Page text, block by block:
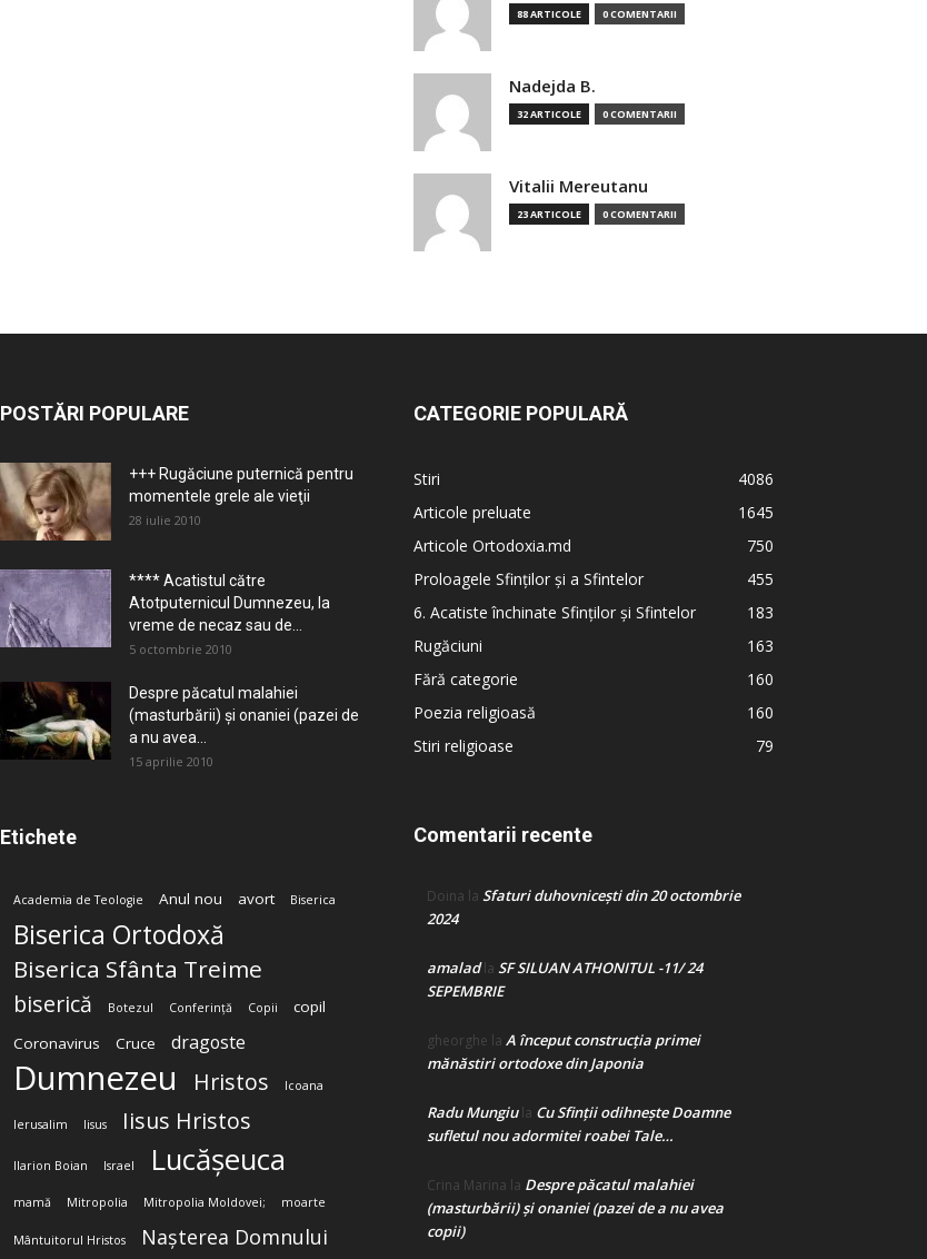
88 ARTICOLE 0 COMENTARII
Nadejda B.
32 ARTICOLE 0 COMENTARII
Vitalii Mereutanu
23 ARTICOLE 0 COMENTARII
POSTĂRI POPULARE
+++ Rugăciune puternică pentru
momentele grele ale vieţii
28 iulie 2010
**** Acatistul către
Atotputernicul Dumnezeu, la
vreme de necaz sau de...
5 octombrie 2010
Despre păcatul malahiei
(masturbării) şi onaniei (pazei de
a nu avea...
15 aprilie 2010
Etichete
Academia de Teologie Anul nou avort Biserica
Biserica Ortodoxă
Biserica Sfânta Treime
biserică Botezul Conferință Copii
copil
Coronavirus
Cruce dragoste
Dumnezeu Hristos Icoana
Ierusalim Iisus Iisus Hristos
Ilarion Boian Israel Lucășeuca
mamă Mitropolia Mitropolia Moldovei; moarte
Mântuitorul Hristos Nașterea Domnului
CATEGORIE POPULARĂ
Stiri
4086
Articole preluate
1645
Articole Ortodoxia.md
750
Proloagele Sfinților și a Sfintelor
455
6. Acatiste închinate Sfinților și Sfintelor
183
Rugăciuni
163
Fără categorie
160
Poezia religioasă
160
Stiri religioase
79
Comentarii recente
Doina la Sfaturi duhovnicești din 20 octombrie
2024
amaladla SF SILUAN ATHONITUL -11/ 24
SEPEMBRIE
gheorghe la A început construcţia primei
mănăstiri ortodoxe din Japonia
Radu Mungiula Cu Sfinții odihnește Doamne
sufletul nou adormitei roabei Tale…
Crina Marina la Despre păcatul malahiei
(masturbării) şi onaniei (pazei de a nu avea
copii)